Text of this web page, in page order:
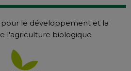
pour le développement et la
l'agriculture biologique